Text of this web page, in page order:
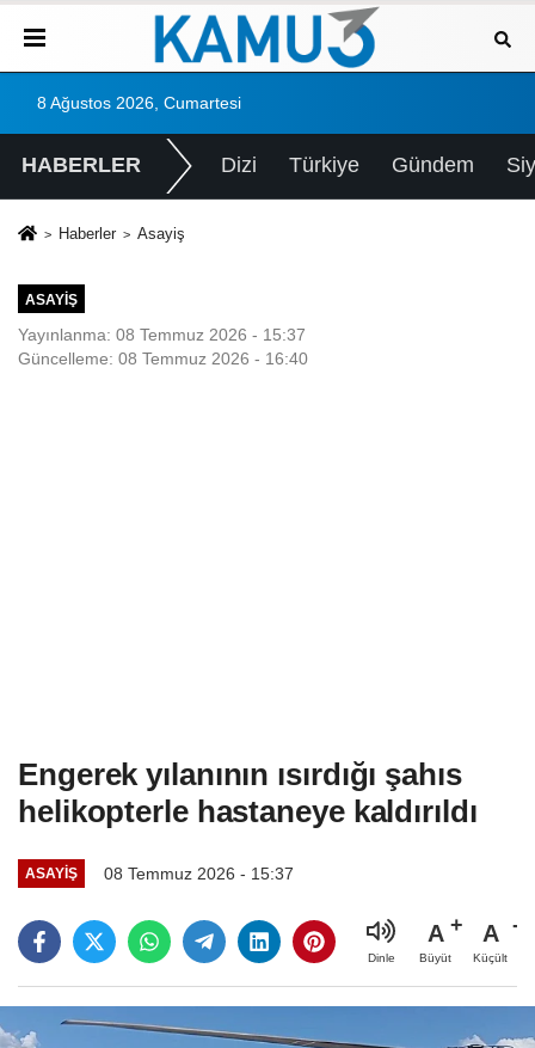
8 Ağustos 2026, Cumartesi
HABERLER Dizi Türkiye Gündem
Haberler Asayiş
ASAYIŞ
Yayınlanma: 08 Temmuz 2026 - 15:37
Güncelleme: 08 Temmuz 2026 - 16:40
Engerek yılanının ısırdığı şahıs
helikopterle hastaneye kaldırıldı
ASAYIŞ 08 Temmuz 2026 - 15:37
Dinle
A
Büyüt
A
Küçült